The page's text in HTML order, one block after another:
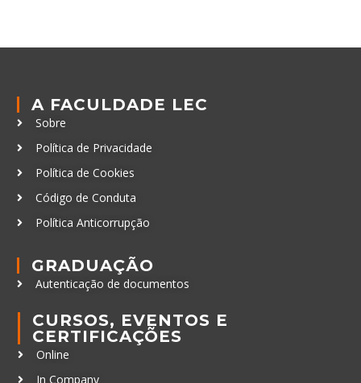
A FACULDADE LEC
Sobre
Política de Privacidade
Política de Cookies
Código de Conduta
Política Anticorrupção
GRADUAÇÃO
Autenticação de documentos
CURSOS, EVENTOS E
CERTIFICAÇÕES
Online
In Company